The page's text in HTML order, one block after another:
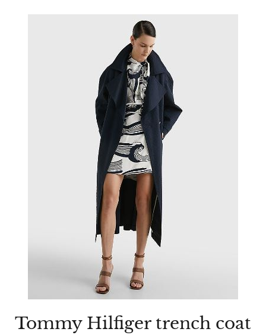
Tommy Hilfiger trench coat